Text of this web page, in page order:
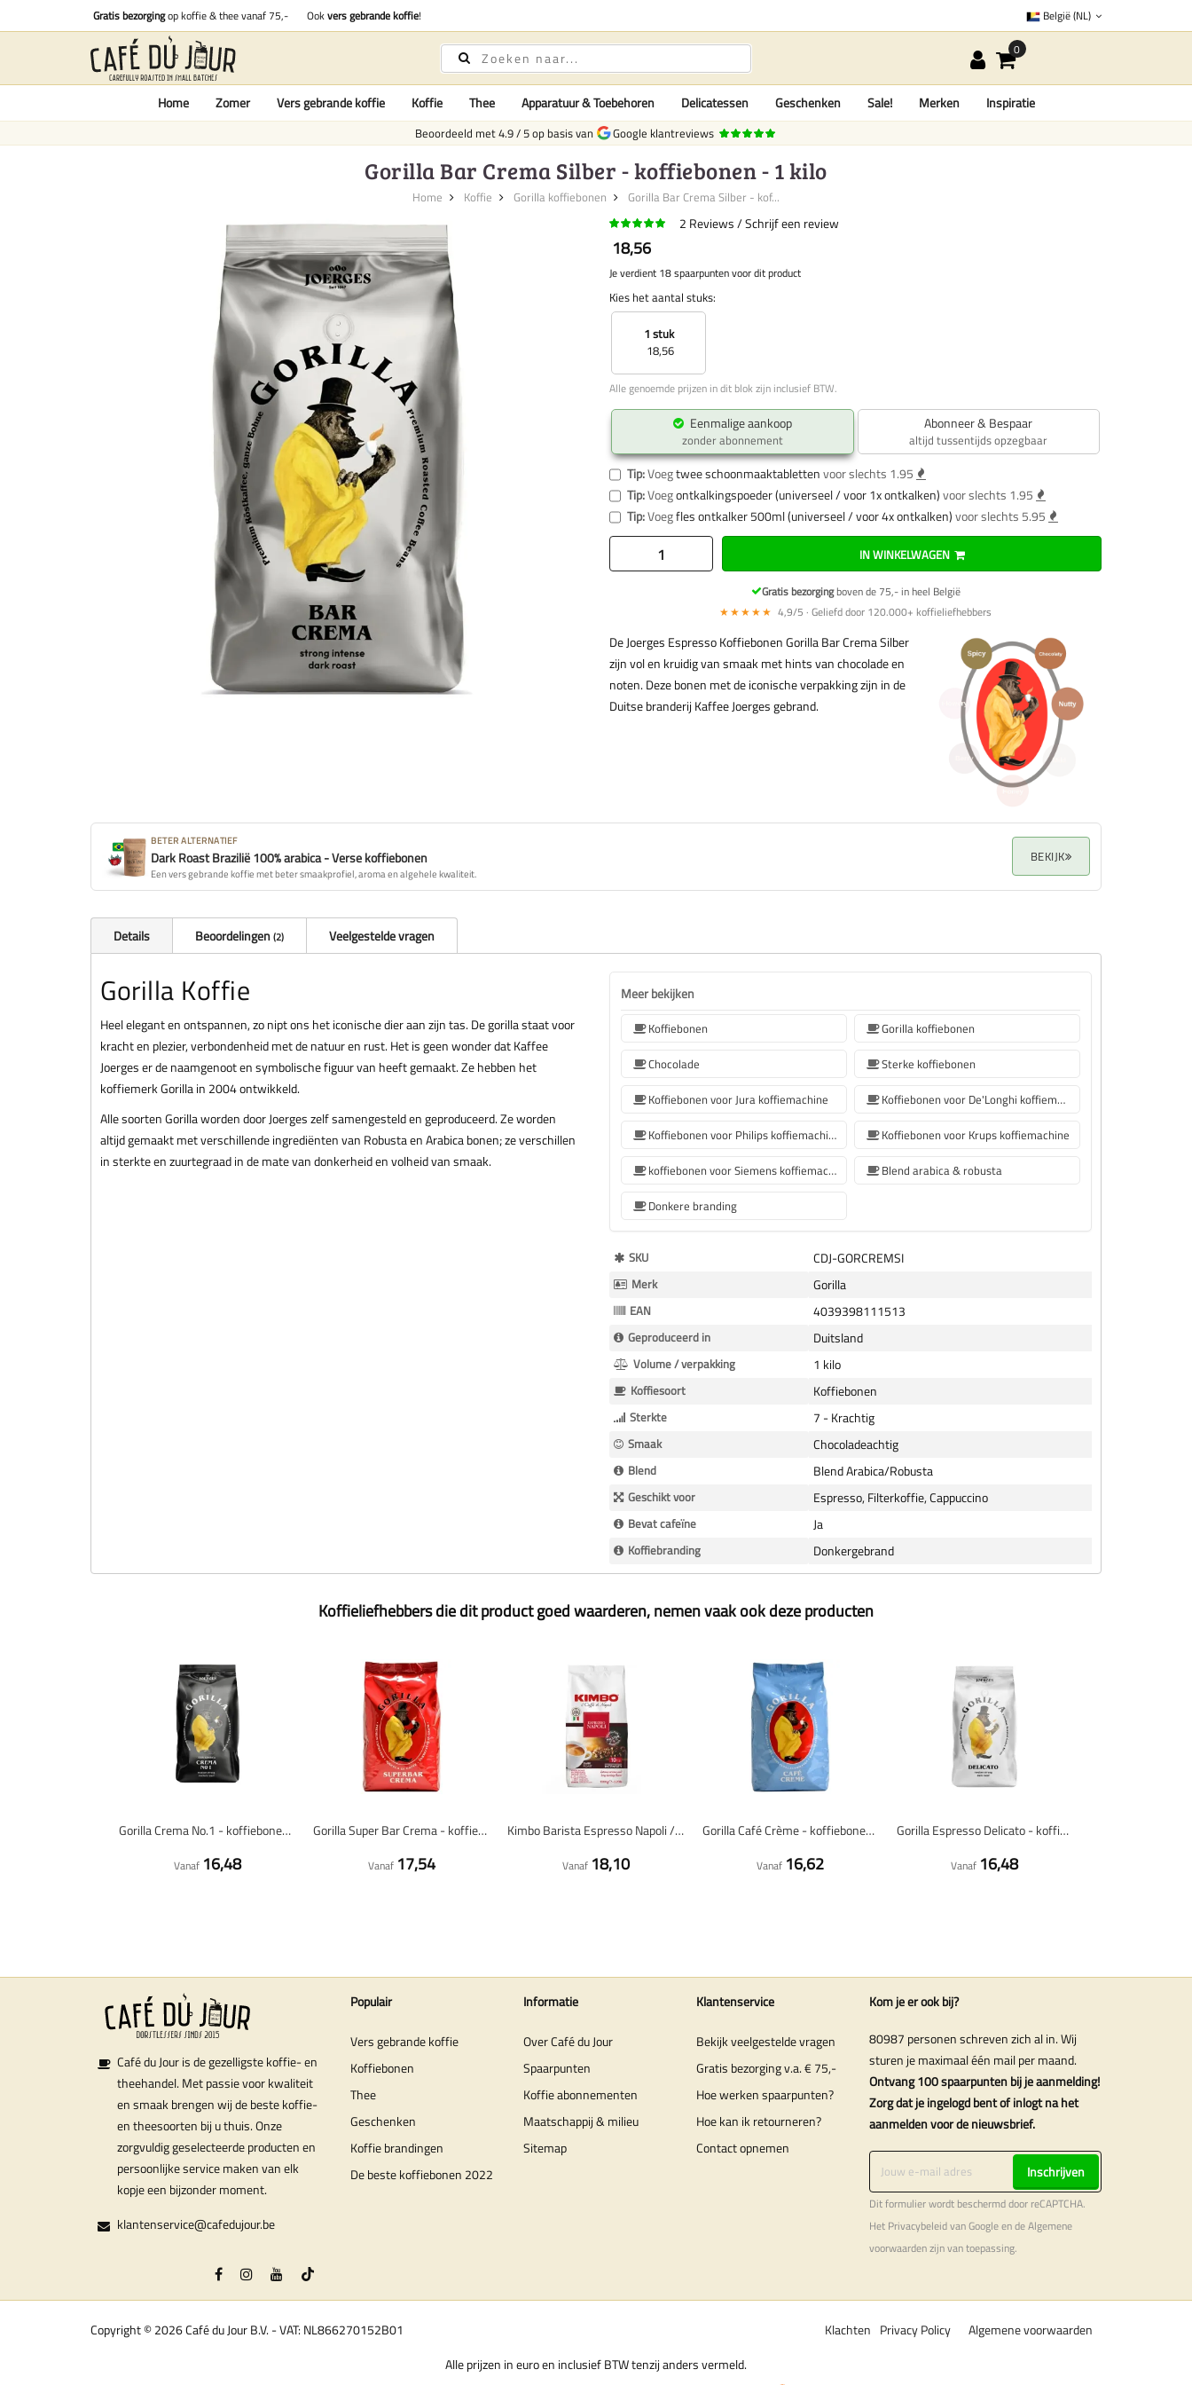
Gratis bezorgingop koffie & thee vanaf 75,- Ookvers gebrande koffie! België (NL)
Home Zomer Vers gebrande koffie Koffie Thee Apparatuur & Toebehoren Delicatessen Geschenken Sale! Merken Inspiratie
Beoordeeld met4.9/5op basis van Google klantreviews
Gorilla Bar Crema Silber - koffiebonen - 1 kilo
Home Koffie Gorilla koffiebonen Gorilla Bar Crema Silber - kof...
2 Reviews Schrijf een review
18,56
Je verdient 18 spaarpunten voor dit product
Kies het aantal stuks:
1 stuk
18,56
Alle genoemde prijzen in dit blok zijn inclusief BTW.
Eenmalige aankoop
zonder abonnement
Abonneer & Bespaar
altijd tussentijds opzegbaar
Tip:Voegtwee schoonmaaktablettenvoor slechts 1.95
Tip:Voegontkalkingspoeder (universeel / voor 1x ontkalken)voor slechts 1.95
Tip:Voegfles ontkalker 500ml (universeel / voor 4x ontkalken)voor slechts 5.95
IN WINKELWAGEN
Gratis bezorgingboven de 75,- in heel België
★★★★★ 4,9/5 · Geliefd door 120.000+ koffieliefhebbers
De Joerges Espresso Koffiebonen Gorilla Bar Crema Silber
zijn vol en kruidig van smaak met hints van chocolade en
noten. Deze bonen met de iconische verpakking zijn in de
Duitse branderij Kaffee Joerges gebrand.
BETER ALTERNATIEF
Dark Roast Brazilië 100% arabica - Verse koffiebonen
Een vers gebrande koffie met beter smaakprofiel, aroma en algehele kwaliteit.
BEKIJK
Details Beoordelingen 2 Veelgestelde vragen
Gorilla Koffie
Heel elegant en ontspannen, zo nipt ons het iconische dier aan zijn tas. De gorilla staat voor
kracht en plezier, verbondenheid met de natuur en rust. Het is geen wonder dat Kaffee
Joerges er de naamgenoot en symbolische figuur van heeft gemaakt. Ze hebben het
koffiemerk Gorilla in 2004 ontwikkeld.
Alle soorten Gorilla worden door Joerges zelf samengesteld en geproduceerd. Ze worden
altijd gemaakt met verschillende ingrediënten van Robusta en Arabica bonen; ze verschillen
in sterkte en zuurtegraad in de mate van donkerheid en volheid van smaak.
Meer bekijken
Koffiebonen
Gorilla koffiebonen
Chocolade
Sterke koffiebonen
Koffiebonen voor Jura koffiemachine
Koffiebonen voor De'Longhi koffiemachine
Koffiebonen voor Philips koffiemachine
Koffiebonen voor Krups koffiemachine
koffiebonen voor Siemens koffiemachine
Blend arabica & robusta
Donkere branding
Meer
Informatie
SKU CDJ-GORCREMSI
Merk Gorilla
EAN 4039398111513
Geproduceerd in Duitsland
Volume / verpakking 1 kilo
Koffiesoort Koffiebonen
Sterkte 7 - Krachtig
Smaak Chocoladeachtig
Blend Blend Arabica/Robusta
Geschikt voor Espresso, Filterkoffie, Cappuccino
Bevat cafeïne Ja
Koffiebranding Donkergebrand
Koffieliefhebbers die dit product goed waarderen, nemen vaak ook deze producten
Gorilla Crema No.1 - koffiebonen - 1 kilo
Vanaf 16,48
Gorilla Super Bar Crema - koffiebonen - 1 kilo
Vanaf 17,54
Kimbo Barista Espresso Napoli / Napoletano - koffiebonen - 1 kilo
Vanaf 18,10
Gorilla Café Crème - koffiebonen - 1 kilo
Vanaf 16,62
Gorilla Espresso Delicato - koffiebonen - 1 kilo
Vanaf 16,48
Café du Jour is de gezelligste koffie- en
theehandel. Met passie voor kwaliteit
en smaak brengen wij de beste koffie-
en theesoorten bij u thuis. Onze
zorgvuldig geselecteerde producten en
persoonlijke service maken van elk
kopje een bijzonder moment.
klantenservice@cafedujour.be
Populair
Vers gebrande koffie
Koffiebonen
Thee
Geschenken
Koffie brandingen
De beste koffiebonen 2022
Informatie
Over Café du Jour
Spaarpunten
Koffie abonnementen
Maatschappij & milieu
Sitemap
Klantenservice
Bekijk veelgestelde vragen
Gratis bezorging v.a. € 75,-
Hoe werken spaarpunten?
Hoe kan ik retourneren?
Contact opnemen
Kom je er ook bij?
80987 personen schreven zich al in. Wij
sturen je maximaal één mail per maand.
Ontvang 100 spaarpunten bij je aanmelding!
Zorg dat je ingelogd bent of inlogt na het
aanmelden voor de nieuwsbrief.
Inschrijven
Dit formulier wordt beschermd door reCAPTCHA.
Het Privacybeleidvan Google en deAlgemene
voorwaardenzijn van toepassing.
Copyright © 2026 Café du Jour B.V. - VAT: NL866270152B01 Algemene voorwaarden
Privacy Policy
Klachten
Alle prijzen in euro en inclusief BTW tenzij anders vermeld.